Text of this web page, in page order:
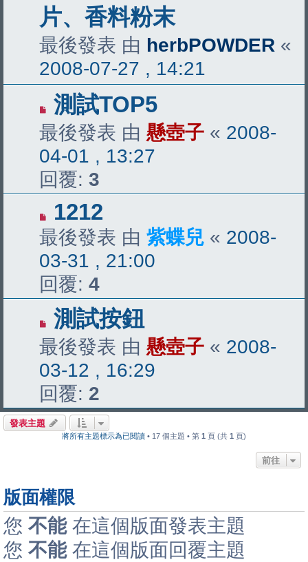
片、香料粉末
最後發表 由 herbPOWDER «
2008-07-27 , 14:21
測試TOP5
最後發表 由 懸壺子 « 2008-
04-01 , 13:27
回覆: 3
1212
最後發表 由 紫蝶兒 « 2008-
03-31 , 21:00
回覆: 4
測試按鈕
最後發表 由 懸壺子 « 2008-
03-12 , 16:29
回覆: 2
發表主題
將所有主題標示為已閱讀 • 17 個主題 • 第 1 頁 (共 1 頁)
前往
版面權限
您 不能在這個版面發表主題
您 不能在這個版面回覆主題